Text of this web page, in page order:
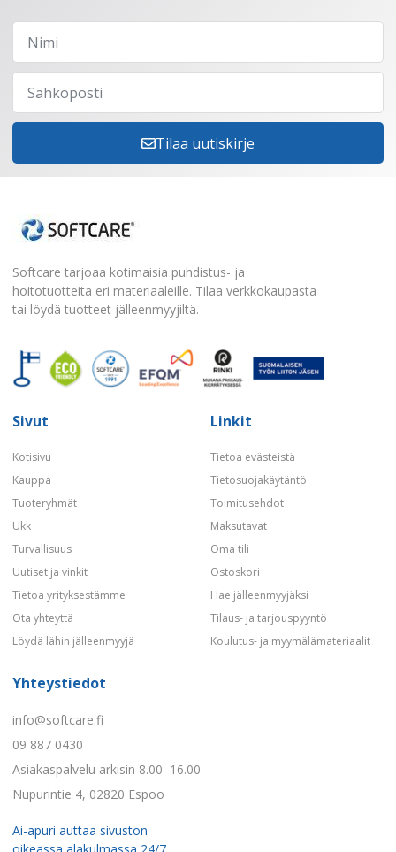
Tilaa uutiskirje
Softcare tarjoaa kotimaisia puhdistus- ja
hoitotuotteita eri materiaaleille. Tilaa verkkokaupasta
tai löydä tuotteet jälleenmyyjiltä.
Sivut
Kotisivu
Kauppa
Tuoteryhmät
Ukk
Turvallisuus
Uutiset ja vinkit
Tietoa yrityksestämme
Ota yhteyttä
Löydä lähin jälleenmyyjä
Linkit
Tietoa evästeistä
Tietosuojakäytäntö
Toimitusehdot
Maksutavat
Oma tili
Ostoskori
Hae jälleenmyyjäksi
Tilaus- ja tarjouspyyntö
Koulutus- ja myymälämateriaalit
Yhteystiedot
info@softcare.fi
09 887 0430
Asiakaspalvelu arkisin 8.00–16.00
Nupurintie 4, 02820 Espoo
Ai-apuri auttaa sivuston